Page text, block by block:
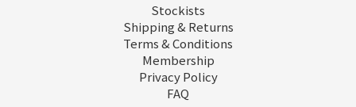
Stockists
Shipping & Returns
Terms & Conditions
Membership
Privacy Policy
FAQ